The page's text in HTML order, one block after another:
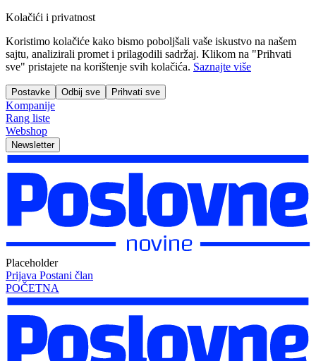
Kolačići i privatnost
Koristimo kolačiće kako bismo poboljšali vaše iskustvo na našem
sajtu, analizirali promet i prilagodili sadržaj. Klikom na "Prihvati
sve" pristajete na korištenje svih kolačića. Saznajte više
Postavke Odbij sve Prihvati sve
Kompanije
Rang liste
Webshop
Newsletter
Placeholder
Prijava Postani član
POČETNA